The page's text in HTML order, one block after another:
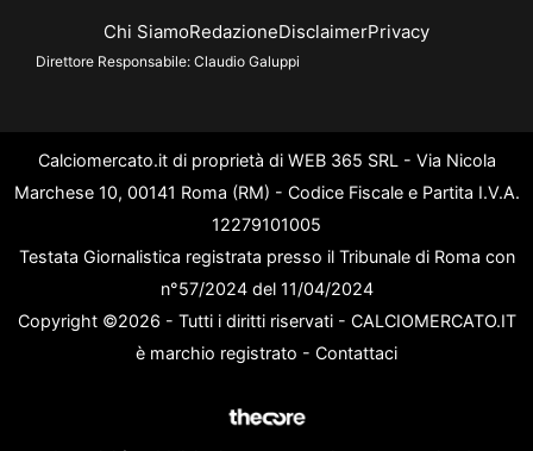
Chi SiamoRedazioneDisclaimerPrivacy
Direttore Responsabile: Claudio Galuppi
Calciomercato.it di proprietà di WEB 365 SRL - Via Nicola
Marchese 10, 00141 Roma (RM) - Codice Fiscale e Partita I.V.A.
12279101005
Testata Giornalistica registrata presso il Tribunale di Roma con
n°57/2024 del 11/04/2024
Copyright ©2026 - Tutti i diritti riservati - CALCIOMERCATO.IT
è marchio registrato - Contattaci